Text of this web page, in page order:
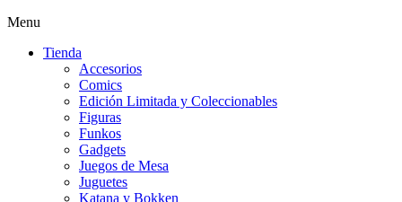
Menu
Tienda
Accesorios
Comics
Edición Limitada y Coleccionables
Figuras
Funkos
Gadgets
Juegos de Mesa
Juguetes
Katana y Bokken